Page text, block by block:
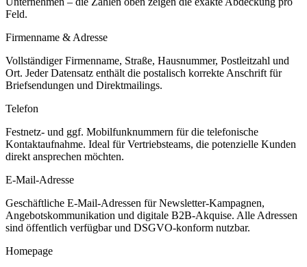
Feld.
Firmenname & Adresse
Vollständiger Firmenname, Straße, Hausnummer, Postleitzahl und
Ort. Jeder Datensatz enthält die postalisch korrekte Anschrift für
Briefsendungen und Direktmailings.
Telefon
Festnetz- und ggf. Mobilfunknummern für die telefonische
Kontaktaufnahme. Ideal für Vertriebsteams, die potenzielle Kunden
direkt ansprechen möchten.
E-Mail-Adresse
Geschäftliche E-Mail-Adressen für Newsletter-Kampagnen,
Angebotskommunikation und digitale B2B-Akquise. Alle Adressen
sind öffentlich verfügbar und DSGVO-konform nutzbar.
Homepage